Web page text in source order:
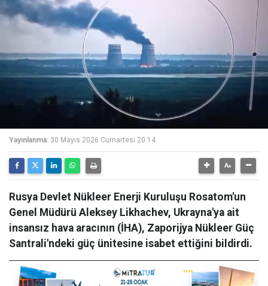
Yayınlanma: 30 Mayıs 2026 Cumartesi 20:14
Rusya Devlet Nükleer Enerji Kuruluşu Rosatom'un
Genel Müdürü Aleksey Likhachev, Ukrayna'ya ait
insansız hava aracının (İHA), Zaporijya Nükleer Güç
Santrali'ndeki güç ünitesine isabet ettiğini bildirdi.